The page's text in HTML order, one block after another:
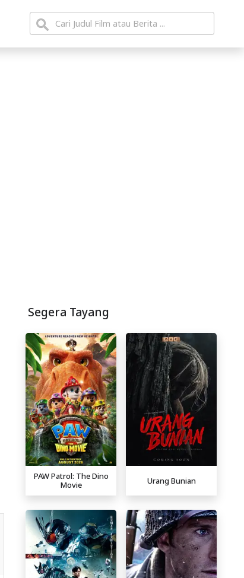
Segera Tayang
PAW Patrol: The Dino
Movie
Urang Bunian